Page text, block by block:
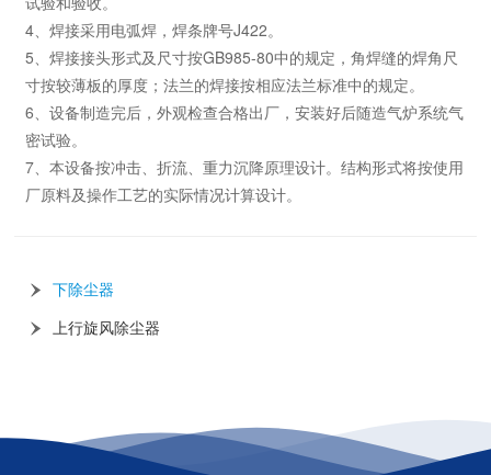
4、焊接采用电弧焊，焊条牌号J422。
5、焊接接头形式及尺寸按GB985-80中的规定，角焊缝的焊角尺
寸按较薄板的厚度；法兰的焊接按相应法兰标准中的规定。
6、设备制造完后，外观检查合格出厂，安装好后随造气炉系统气
密试验。
7、本设备按冲击、折流、重力沉降原理设计。结构形式将按使用
厂原料及操作工艺的实际情况计算设计。
下除尘器
上行旋风除尘器